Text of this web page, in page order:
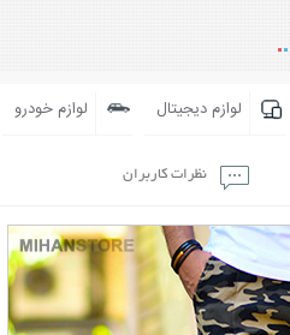
لوازم دیجیتال لوازم خودرو
نظرات کاربران